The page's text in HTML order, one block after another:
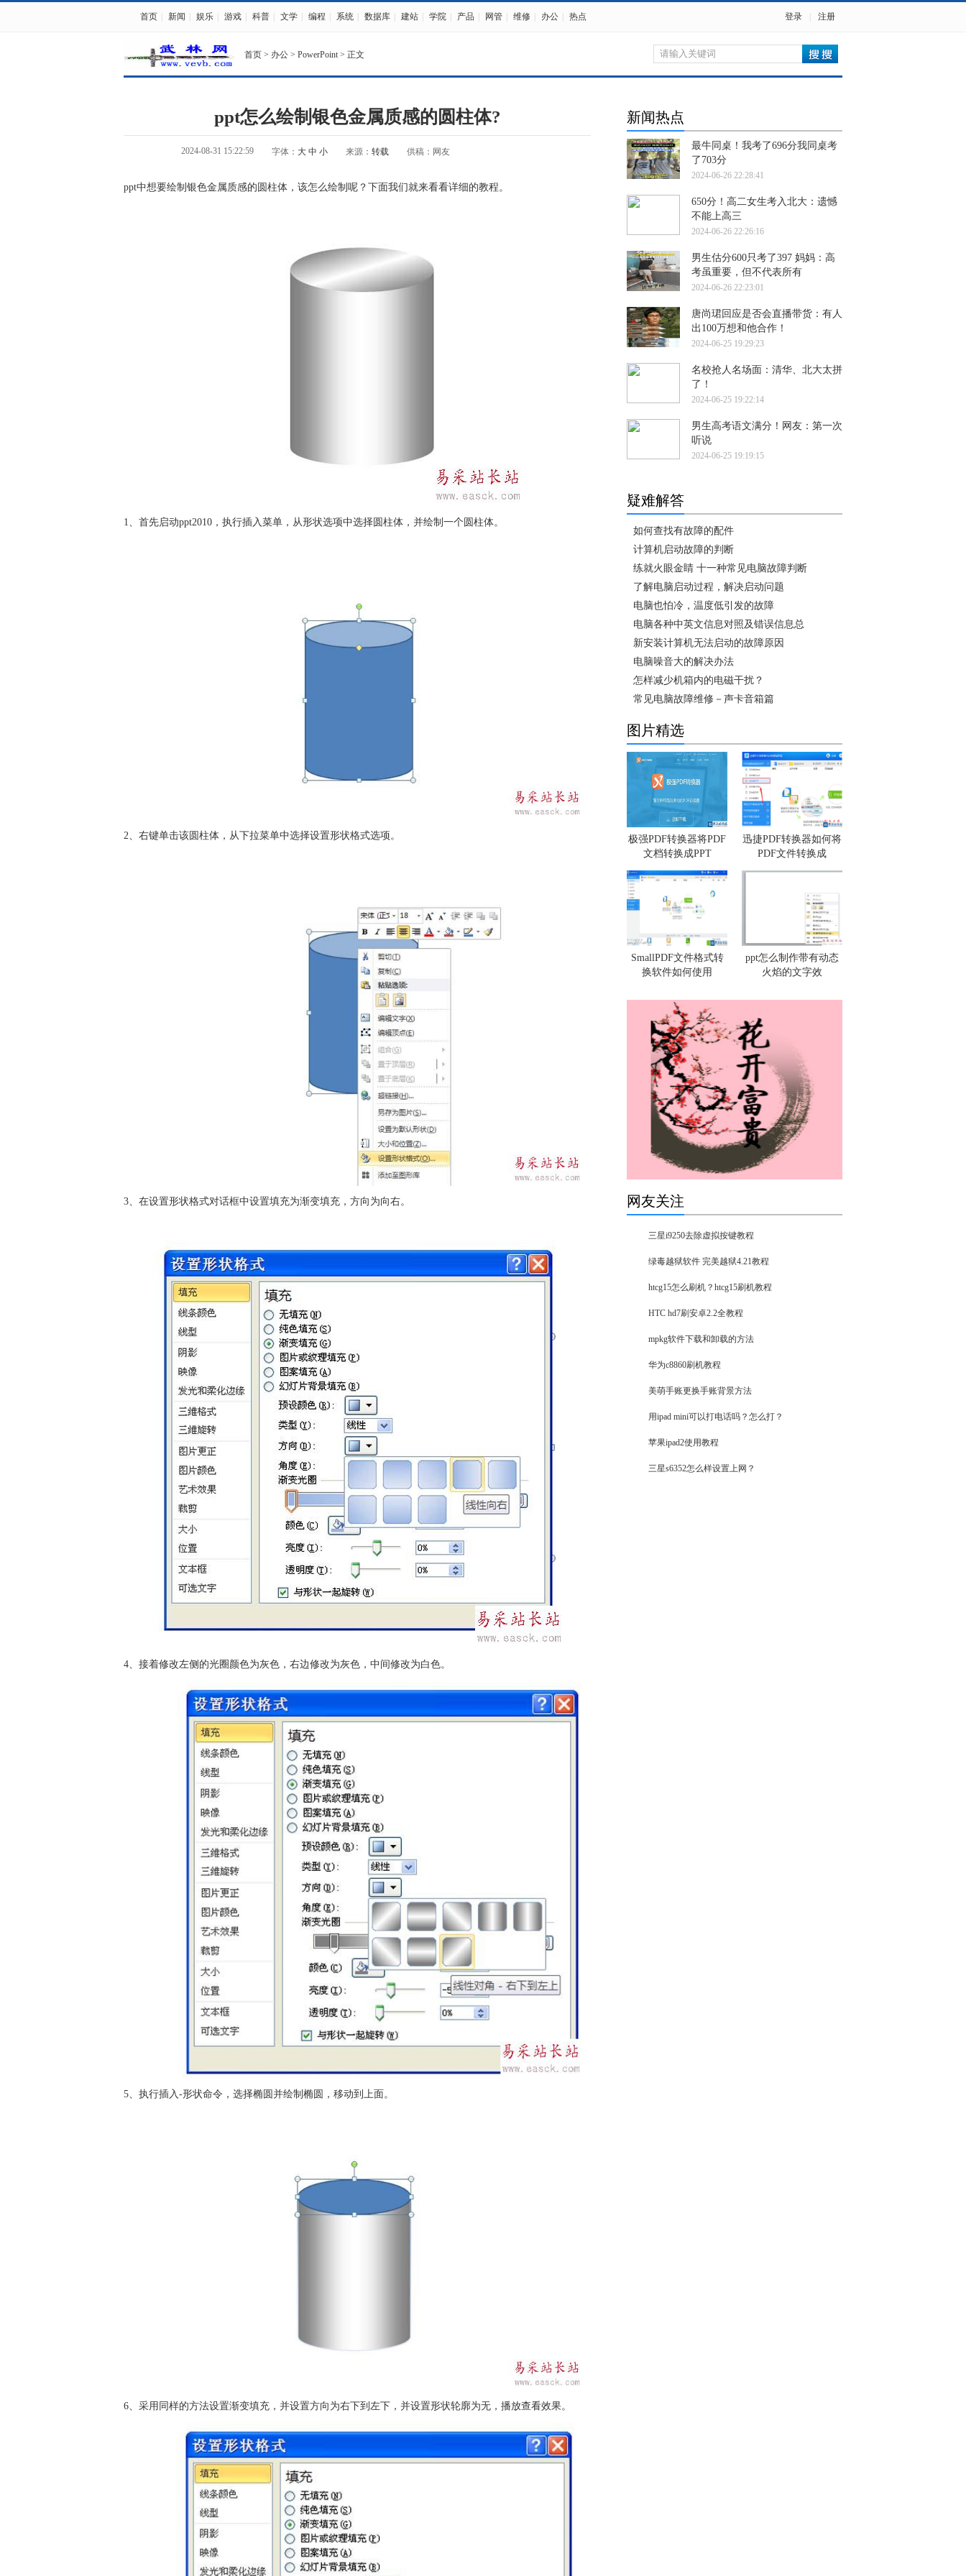
首页 新闻 娱乐 游戏 科普 文学 编程 系统 数据库 建站 学院 产品 网管 维修 办公 热点 登录 注册
首页 > 办公 > PowerPoint > 正文
ppt怎么绘制银色金属质感的圆柱体?
2024-08-31 15:22:59 字体： 大 中 小 来源： 转载 供稿：网友
ppt中想要绘制银色金属质感的圆柱体，该怎么绘制呢？下面我们就来看看详细的教程。
1、首先启动ppt2010，执行插入菜单，从形状选项中选择圆柱体，并绘制一个圆柱体。
2、右键单击该圆柱体，从下拉菜单中选择设置形状格式选项。
3、在设置形状格式对话框中设置填充为渐变填充，方向为向右。
4、接着修改左侧的光圈颜色为灰色，右边修改为灰色，中间修改为白色。
5、执行插入-形状命令，选择椭圆并绘制椭圆，移动到上面。
6、采用同样的方法设置渐变填充，并设置方向为右下到左下，并设置形状轮廓为无，播放查看效果。
新闻热点
最牛同桌！我考了696分我同桌考
了703分
2024-06-26 22:28:41
650分！高二女生考入北大：遗憾
不能上高三
2024-06-26 22:26:16
男生估分600只考了397 妈妈：高
考虽重要，但不代表所有
2024-06-26 22:23:01
唐尚珺回应是否会直播带货：有人
出100万想和他合作！
2024-06-25 19:29:23
名校抢人名场面：清华、北大太拼
了！
2024-06-25 19:22:14
男生高考语文满分！网友：第一次
听说
2024-06-25 19:19:15
疑难解答
如何查找有故障的配件
计算机启动故障的判断
练就火眼金睛 十一种常见电脑故障判断
了解电脑启动过程，解决启动问题
电脑也怕冷，温度低引发的故障
电脑各种中英文信息对照及错误信息总
新安装计算机无法启动的故障原因
电脑噪音大的解决办法
怎样减少机箱内的电磁干扰？
常见电脑故障维修－声卡音箱篇
图片精选
极强PDF转换器将PDF
文档转换成PPT
迅捷PDF转换器如何将
PDF文件转换成
SmallPDF文件格式转
换软件如何使用
ppt怎么制作带有动态
火焰的文字效
网友关注
三星i9250去除虚拟按键教程
绿毒越狱软件 完美越狱4.21教程
htcg15怎么刷机？htcg15刷机教程
HTC hd7刷安卓2.2全教程
mpkg软件下载和卸载的方法
华为c8860刷机教程
美萌手账更换手账背景方法
用ipad mini可以打电话吗？怎么打？
苹果ipad2使用教程
三星s6352怎么样设置上网？